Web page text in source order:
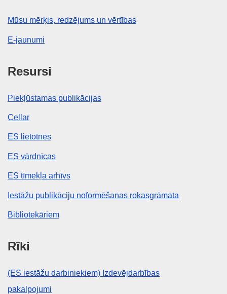
Mūsu mērķis, redzējums un vērtības
E-jaunumi
Resursi
Piekļūstamas publikācijas
Cellar
ES lietotnes
ES vārdnīcas
ES tīmekļa arhīvs
Iestāžu publikāciju noformēšanas rokasgrāmata
Bibliotekāriem
Rīki
(ES iestāžu darbiniekiem) Izdevējdarbības
pakalpojumi